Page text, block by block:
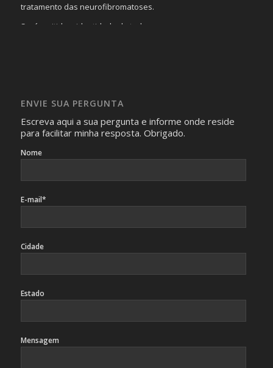
tratamento das neurofibromatoses.
Será omitida a identidade de todas as pessoas que
identificação da pessoa fotografada.
ENVIE SUA PERGUNTA
Escreva aqui a sua pergunta e informe onde reside
para facilitar minha resposta. Obrigado.
Nome
E-mail*
Cidade
Estado
Mensagem